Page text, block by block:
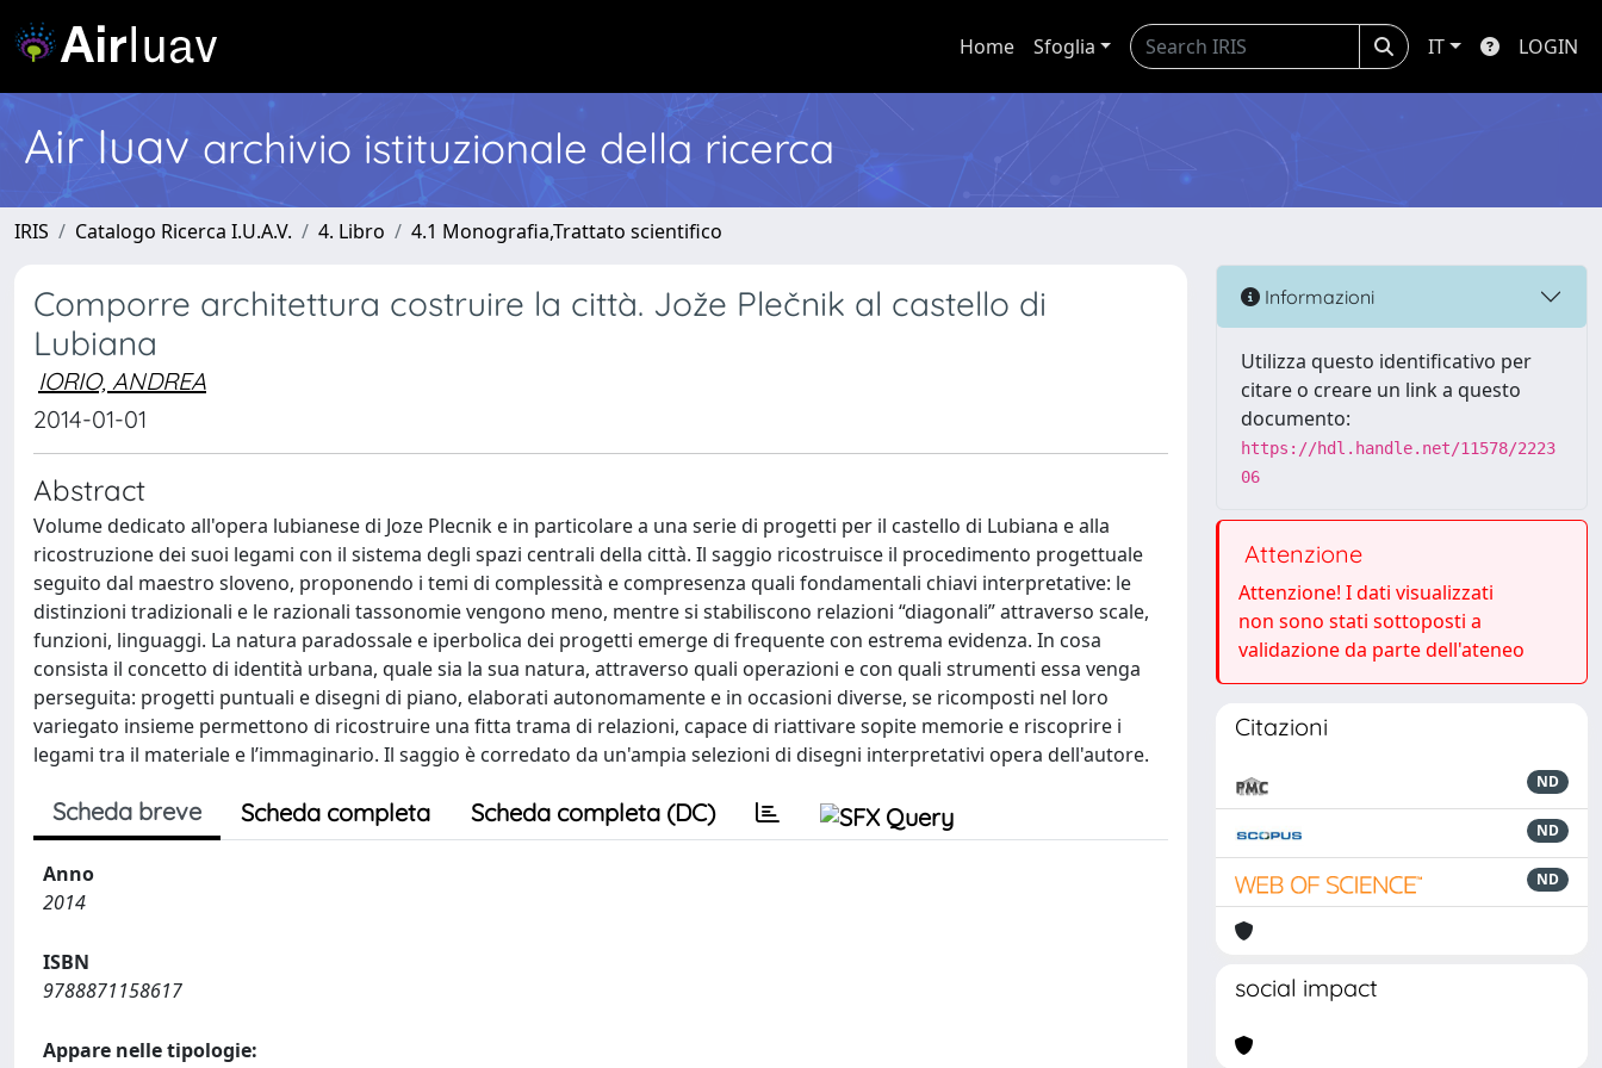
Home Sfoglia IT LOGIN
Air Iuav archivio istituzionale della ricerca
IRIS Catalogo Ricerca I.U.A.V. 4. Libro 4.1 Monografia,Trattato scientifico
Comporre architettura costruire la città. Jože Plečnik al castello di
Lubiana
IORIO, ANDREA
2014-01-01
Abstract
Volume dedicato all'opera lubianese di Joze Plecnik e in particolare a una serie di progetti per il castello di Lubiana e alla
ricostruzione dei suoi legami con il sistema degli spazi centrali della città. Il saggio ricostruisce il procedimento progettuale
seguito dal maestro sloveno, proponendo i temi di complessità e compresenza quali fondamentali chiavi interpretative: le
distinzioni tradizionali e le razionali tassonomie vengono meno, mentre si stabiliscono relazioni “diagonali” attraverso scale,
funzioni, linguaggi. La natura paradossale e iperbolica dei progetti emerge di frequente con estrema evidenza. In cosa
consista il concetto di identità urbana, quale sia la sua natura, attraverso quali operazioni e con quali strumenti essa venga
perseguita: progetti puntuali e disegni di piano, elaborati autonomamente e in occasioni diverse, se ricomposti nel loro
variegato insieme permettono di ricostruire una fitta trama di relazioni, capace di riattivare sopite memorie e riscoprire i
legami tra il materiale e l’immaginario. Il saggio è corredato da un'ampia selezioni di disegni interpretativi opera dell'autore.
Scheda breve Scheda completa Scheda completa (DC)
Anno
2014
ISBN
9788871158617
Appare nelle tipologie:
Informazioni
Utilizza questo identificativo per
citare o creare un link a questo
documento:
https://hdl.handle.net/11578/2223
06
Attenzione
Attenzione! I dati visualizzati
non sono stati sottoposti a
validazione da parte dell'ateneo
Citazioni
ND
ND
ND
social impact